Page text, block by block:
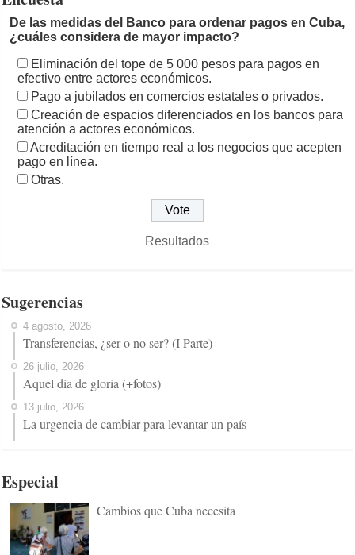
De las medidas del Banco para ordenar pagos en Cuba,
¿cuáles considera de mayor impacto?
Eliminación del tope de 5 000 pesos para pagos en
efectivo entre actores económicos.
Pago a jubilados en comercios estatales o privados.
Creación de espacios diferenciados en los bancos para
atención a actores económicos.
Acreditación en tiempo real a los negocios que acepten
pago en línea.
Otras.
Resultados
Sugerencias
4 agosto, 2026
Transferencias, ¿ser o no ser? (I Parte)
26 julio, 2026
Aquel día de gloria (+fotos)
13 julio, 2026
La urgencia de cambiar para levantar un país
Especial
Cambios que Cuba necesita